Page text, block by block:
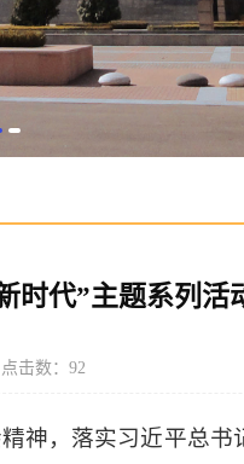
时代”主题系列活
击数： 92
神，落实习近平总书